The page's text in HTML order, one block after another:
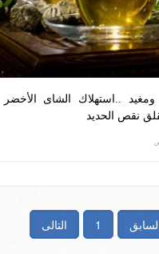
..استهلاك الشاى الأخضر
نقص الحديد
1 التالى